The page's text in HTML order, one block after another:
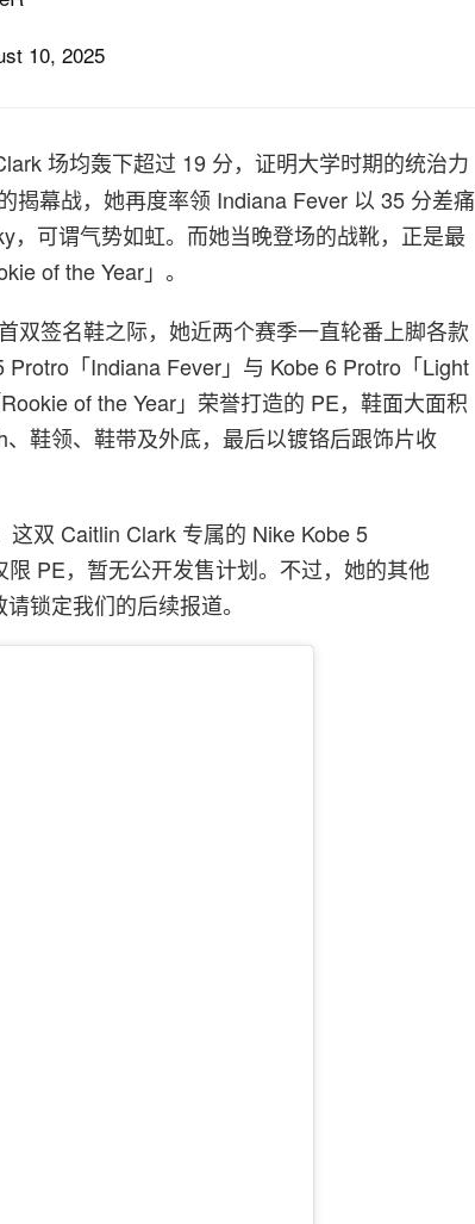
10, 2025
场均轰下超过 19 分，证明大学时期的统治力
揭幕战，她再度率领 Indiana Fever 以 35 分差痛
，可谓气势如虹。而她当晚登场的战靴，正是最
of the Year」。
双签名鞋之际，她近两个赛季一直轮番上脚各款
「Indiana Fever」与 Kobe 6 Protro「Light
of the Year」荣誉打造的 PE，鞋面大面积
鞋领、鞋带及外底，最后以镀铬后跟饰片收
双 Caitlin Clark 专属的 Nike Kobe 5
PE，暂无公开发售计划。不过，她的其他
锁定我们的后续报道。